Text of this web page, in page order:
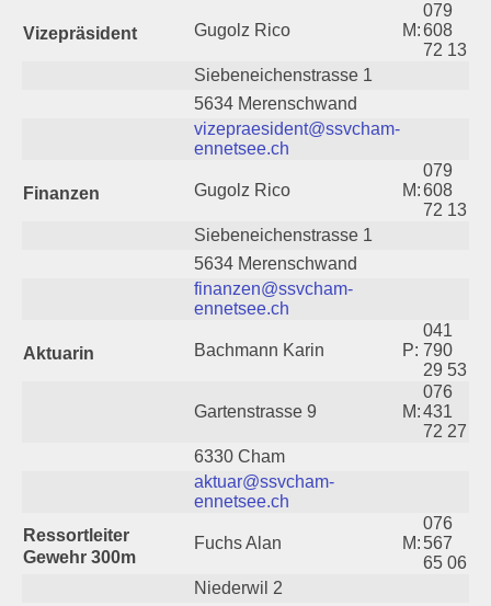
Vizepräsident Gugolz Rico M:
079
608
72 13
Siebeneichenstrasse 1
5634 Merenschwand
vizepraesident@ssvcham-
ennetsee.ch
Finanzen Gugolz Rico M:
079
608
72 13
Siebeneichenstrasse 1
5634 Merenschwand
finanzen@ssvcham-
ennetsee.ch
Aktuarin Bachmann Karin P:
041
790
29 53
Gartenstrasse 9 M:
076
431
72 27
6330 Cham
aktuar@ssvcham-
ennetsee.ch
Ressortleiter
Gewehr 300m
Fuchs Alan M:
076
567
65 06
Niederwil 2